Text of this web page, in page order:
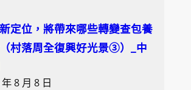
定位，將帶來哪些轉變查包養
村落周全復興好光景③）_中
8 月 8 日